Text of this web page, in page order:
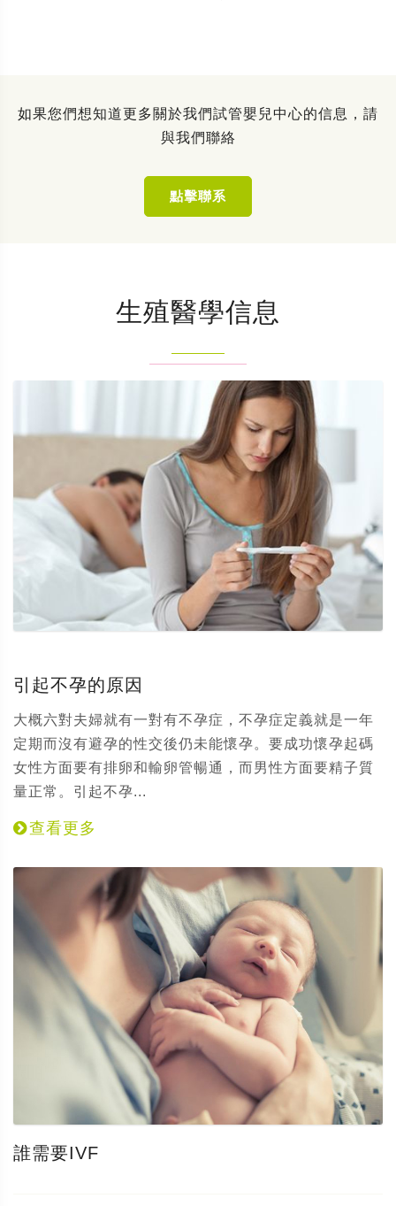
如果您們想知道更多關於我們試管嬰兒中心的信息，請
與我們聯絡
點擊聯系
生殖醫學信息
引起不孕的原因
大概六對夫婦就有一對有不孕症，不孕症定義就是一年
定期而沒有避孕的性交後仍未能懷孕。要成功懷孕起碼
女性方面要有排卵和輸卵管暢通，而男性方面要精子質
量正常。引起不孕...
查看更多
誰需要IVF